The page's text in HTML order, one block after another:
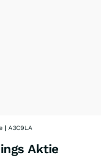
| A3C9LA
Aktie